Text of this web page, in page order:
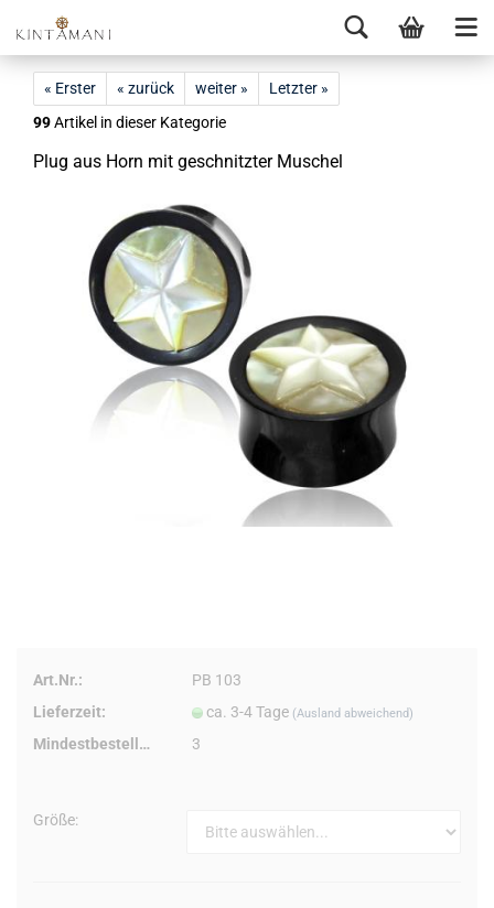
« Erster « zurück weiter »
Letzter »
99Artikel in dieser Kategorie
Plug aus Horn mit ge­schnitz­ter Mu­schel
Art.Nr.:
PB 103
Lieferzeit:
ca. 3-4 Tage (Ausland abweichend)
Mindestbestellmenge: 3
Größe: